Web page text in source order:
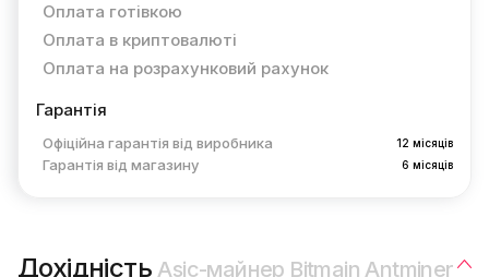
Оплата готівкою
Оплата в криптовалюті
Оплата на розрахунковий рахунок
Гарантія
Офіційна гарантія від виробника 12 місяців
Гарантія від магазину 6 місяців
ДохідністьAsic-майнер Bitmain Antminer